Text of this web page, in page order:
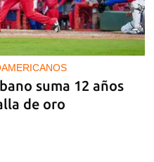
suma 12 años
de oro